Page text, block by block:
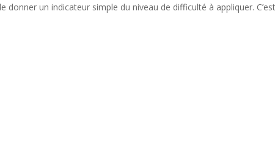
donner un indicateur simple du niveau de difficulté à appliquer.